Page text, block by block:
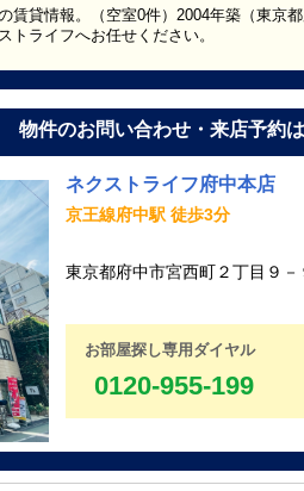
賃貸情報。（空室0件）2004年築（東京
トライフへお任せください。
物件のお問い合わせ・来店予約
ネクストライフ府中本店
京王線府中駅 徒歩3分
東京都府中市宮西町２丁目９
お部屋探し専用ダイヤル
0120-955-199